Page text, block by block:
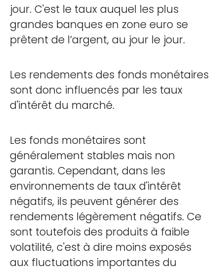
jour. C'est le taux auquel les plus
grandes banques en zone euro se
prêtent de l’argent, au jour le jour.
Les rendements des fonds monétaires
sont donc influencés par les taux
d'intérêt du marché.
Les fonds monétaires sont
généralement stables mais non
garantis. Cependant, dans les
environnements de taux d'intérêt
négatifs, ils peuvent générer des
rendements légèrement négatifs. Ce
sont toutefois des produits à faible
volatilité, c'est à dire moins exposés
aux fluctuations importantes du